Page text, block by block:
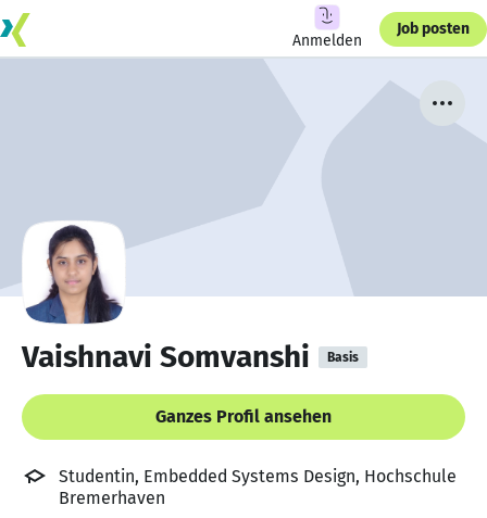
Anmelden
Job posten
Vaishnavi Somvanshi Basis
Ganzes Profil ansehen
Studentin, Embedded Systems Design, Hochschule
Bremerhaven